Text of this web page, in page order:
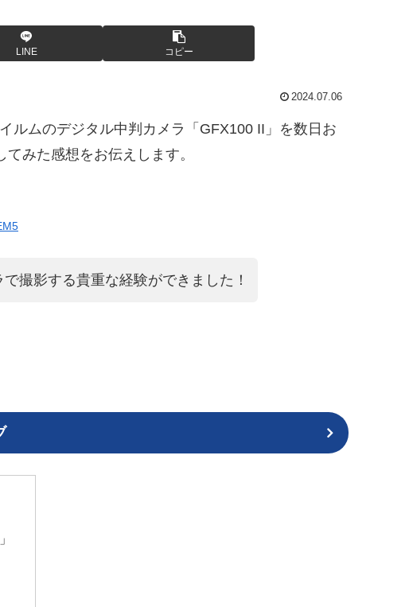
LINE コピー
2024.07.06
ルムのデジタル中判カメラ「GFX100 II」を数日お
みた感想をお伝えします。
撮影する貴重な経験ができました！